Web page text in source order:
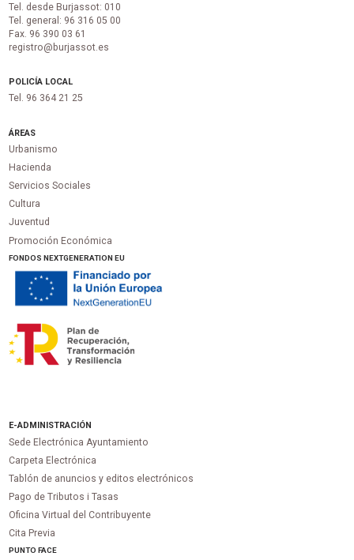
Tel. desde Burjassot: 010
Tel. general: 96 316 05 00
Fax. 96 390 03 61
registro@burjassot.es
POLICÍA LOCAL
Tel. 96 364 21 25
ÁREAS
Urbanismo
Hacienda
Servicios Sociales
Cultura
Juventud
Promoción Económica
FONDOS NEXTGENERATION EU
E-ADMINISTRACIÓN
Sede Electrónica Ayuntamiento
Carpeta Electrónica
Tablón de anuncios y editos electrónicos
Pago de Tributos i Tasas
Oficina Virtual del Contribuyente
Cita Previa
PUNTOFACE